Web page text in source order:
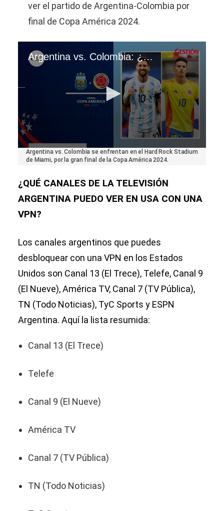
ver el partido de Argentina-Colombia por
final de Copa América 2024.
Argentina vs. Colombia: ¿dónde y cómo ver la final de la Copa América 2024?
seconds
minute,
35
seconds
Argentina vs. Colombia se enfrentan en el Hard Rock Stadium
de Miami, por la gran final de la Copa América 2024.
¿QUÉ CANALES DE LA TELEVISIÓN
ARGENTINA PUEDO VER EN USA CON UNA
VPN?
Los canales argentinos que puedes
desbloquear con una VPN en los Estados
Unidos son Canal 13 (El Trece), Telefe, Canal 9
(El Nueve), América TV, Canal 7 (TV Pública),
TN (Todo Noticias), TyC Sports y ESPN
Argentina. Aquí la lista resumida:
Canal 13 (El Trece)
Telefe
Canal 9 (El Nueve)
América TV
Canal 7 (TV Pública)
TN (Todo Noticias)